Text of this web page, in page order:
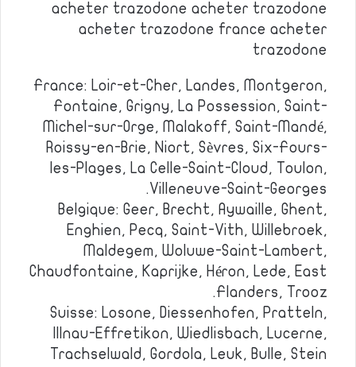
acheter trazodone acheter trazodone
acheter trazodone france acheter
trazodone
France: Loir-et-Cher, Landes, Montgeron,
Fontaine, Grigny, La Possession, Saint-
Michel-sur-Orge, Malakoff, Saint-Mandé,
Roissy-en-Brie, Niort, Sèvres, Six-Fours-
les-Plages, La Celle-Saint-Cloud, Toulon,
Villeneuve-Saint-Georges.
Belgique: Geer, Brecht, Aywaille, Ghent,
Enghien, Pecq, Saint-Vith, Willebroek,
Maldegem, Woluwe-Saint-Lambert,
Chaudfontaine, Kaprijke, Héron, Lede, East
Flanders, Trooz.
Suisse: Losone, Diessenhofen, Pratteln,
Illnau-Effretikon, Wiedlisbach, Lucerne,
Trachselwald, Gordola, Leuk, Bulle, Stein